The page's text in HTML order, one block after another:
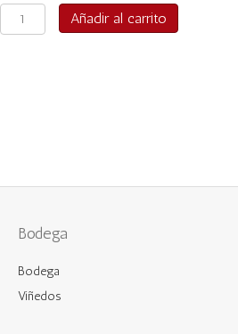
Bolsa
hermética
Añadir al carrito
Bodega
Bodega
Viñedos